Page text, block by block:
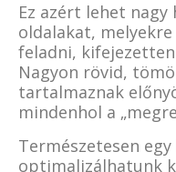
Ez azért lehet
oldalakat,
feladni,
Nagyon rövid,
tartalmaznak
mindenhol a
Természetesen
optimalizálhatunk